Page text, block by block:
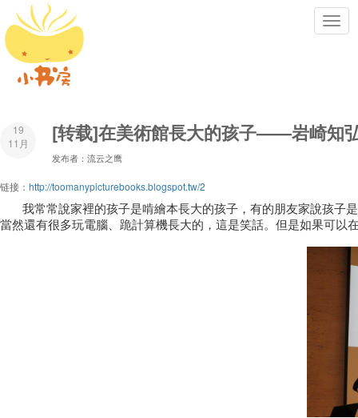
19
11月
[转载]在美術館長大的孩子——岩崎知
发布者：流云之鹰
链接： http://toomanypicturebooks.blogspot.tw/2
我常常說家裡的孩子是啃繪本長大的孩子，有的朋友家說孩子
當然還有很多玩電腦、跪計算機長大的，這是笑話。但是如果可以